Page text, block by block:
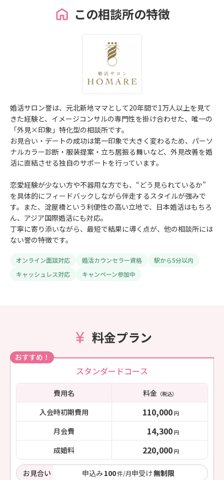
この相談所の特徴
婚活サロン誉は、元北新地ママとして20年間で1万人以上を見て
きた経験と、イメージコンサルの専門性を掛け合わせた、唯一の
「外見×印象」特化型の相談所です。
お見合い・デートの成功は第一印象で大きく変わるため、パーソ
ナルカラー診断・服装提案・立ち居振る舞いなど、外見改善を婚
活に直結させる独自のサポートを行っています。
恋愛経験が少ない方や不器用な方でも、“どう見られているか”
を具体的にフィードバックしながら伴走するスタイルが強みで
す。また、淀屋橋という利便性の高い立地で、日本婚活はもちろ
ん、アジア国際婚活にも対応。
丁寧に寄り添いながら、最短で結果に導く点が、他の相談所には
ない誉の特徴です。
オンライン面談対応 婚活カウンセラー資格
駅から5分以内
キャッシュレス対応
キャンペーン参加中
料金プラン
おすすめ！
スタンダードコース
費用名 料金（税込）
入会時初期費用 110,000 円
月会費 14,300 円
成婚料 220,000 円
お見合い 申込み100件/月申受け無制限